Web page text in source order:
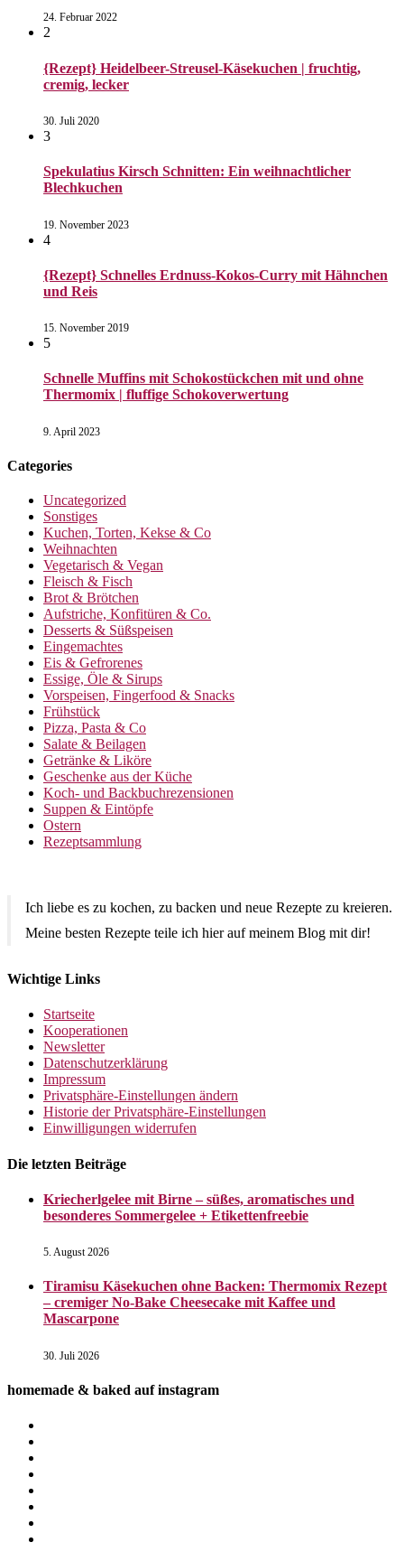
24. Februar 2022
2
{Rezept} Heidelbeer-Streusel-Käsekuchen | fruchtig,
cremig, lecker
30. Juli 2020
3
Spekulatius Kirsch Schnitten: Ein weihnachtlicher
Blechkuchen
19. November 2023
4
{Rezept} Schnelles Erdnuss-Kokos-Curry mit Hähnchen
und Reis
15. November 2019
5
Schnelle Muffins mit Schokostückchen mit und ohne
Thermomix | fluffige Schokoverwertung
9. April 2023
Categories
Uncategorized
Sonstiges
Kuchen, Torten, Kekse & Co
Weihnachten
Vegetarisch & Vegan
Fleisch & Fisch
Brot & Brötchen
Aufstriche, Konfitüren & Co.
Desserts & Süßspeisen
Eingemachtes
Eis & Gefrorenes
Essige, Öle & Sirups
Vorspeisen, Fingerfood & Snacks
Frühstück
Pizza, Pasta & Co
Salate & Beilagen
Getränke & Liköre
Geschenke aus der Küche
Koch- und Backbuchrezensionen
Suppen & Eintöpfe
Ostern
Rezeptsammlung
Ich liebe es zu kochen, zu backen und neue Rezepte zu kreieren.
Meine besten Rezepte teile ich hier auf meinem Blog mit dir!
Wichtige Links
Startseite
Kooperationen
Newsletter
Datenschutzerklärung
Impressum
Privatsphäre-Einstellungen ändern
Historie der Privatsphäre-Einstellungen
Einwilligungen widerrufen
Die letzten Beiträge
Kriecherlgelee mit Birne – süßes, aromatisches und
besonderes Sommergelee + Etikettenfreebie
5. August 2026
Tiramisu Käsekuchen ohne Backen: Thermomix Rezept
– cremiger No-Bake Cheesecake mit Kaffee und
Mascarpone
30. Juli 2026
homemade & baked auf instagram